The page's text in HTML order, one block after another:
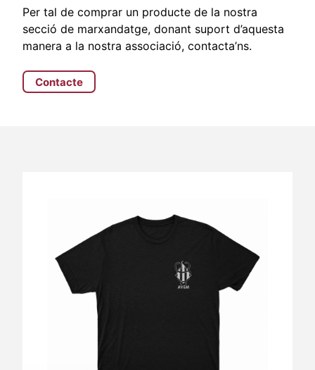
Per tal de comprar un producte de la nostra
secció de marxandatge, donant suport d’aquesta
manera a la nostra associació, contacta’ns.
Contacte